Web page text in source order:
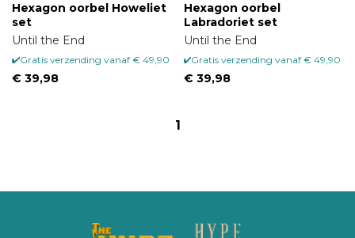
Hexagon oorbel Howeliet
set
Until the End
Gratis verzending vanaf € 49,90
€ 39,98
Hexagon oorbel
Labradoriet set
Until the End
Gratis verzending vanaf € 49,90
€ 39,98
1